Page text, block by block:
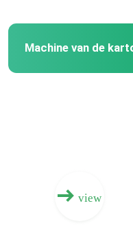
Producten
Machine van de
view